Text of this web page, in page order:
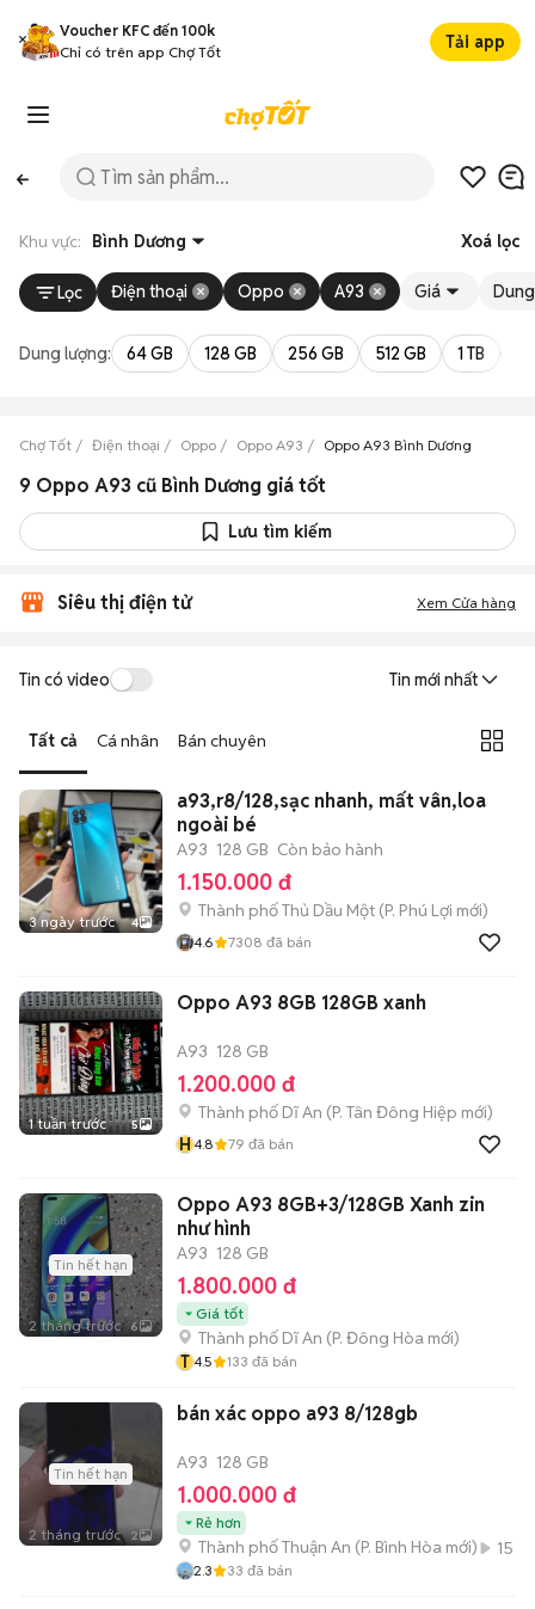
Voucher KFC đến 100k
Chỉ có trên app Chợ Tốt
Tải app
Khu vực: Bình Dương Xoá lọc
Lọc Điện thoại Oppo A93 Giá
Dung lượng: 64 GB 128 GB 256 GB 512 GB 1 TB
Chợ Tốt Điện thoại Oppo Oppo A93 Oppo A93 Bình Dương
9 Oppo A93 cũ Bình Dương giá tốt
Lưu tìm kiếm
Siêu thị điện tử Xem Cửa hàng
Tin có video Tin mới nhất
Tất cả Cá nhân Bán chuyên
3 ngày trước 4
a93,r8/128,sạc nhanh, mất vân,loa
ngoài bé
A93 128 GB Còn bảo hành
1.150.000 đ
Thành phố Thủ Dầu Một (P. Phú Lợi mới)
4.6 7308 đã bán
1 tuần trước 5
Oppo A93 8GB 128GB xanh
A93 128 GB
1.200.000 đ
Thành phố Dĩ An (P. Tân Đông Hiệp mới)
H4.8 79 đã bán
Tin hết hạn
2 tháng trước 6
Oppo A93 8GB+3/128GB Xanh zin
như hình
A93 128 GB
1.800.000 đ
Giá tốt
Thành phố Dĩ An (P. Đông Hòa mới)
T 4.5 133 đã bán
Tin hết hạn
2 tháng trước 2
bán xác oppo a93 8/128gb
A93 128 GB
1.000.000 đ
Rẻ hơn
Thành phố Thuận An (P. Bình Hòa mới) 15
2.3 33 đã bán